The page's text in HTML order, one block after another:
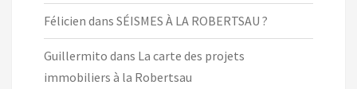
Félicien dans SÉISMES À LA ROBERTSAU ?
Guillermito dans La carte des projets
immobiliers à la Robertsau